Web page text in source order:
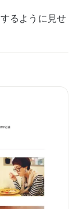
るように見せ